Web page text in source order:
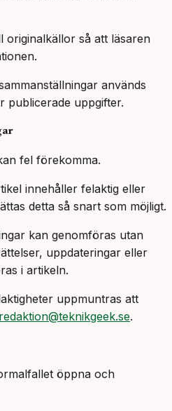
originalkällor så att läsaren
används
publicerade uppgifter.
fel förekomma.
innehåller felaktig eller
detta så snart som möjligt.
kan genomföras utan
uppdateringar eller
i artikeln.
uppmuntras att
redaktion@teknikgeek.se.
öppna och